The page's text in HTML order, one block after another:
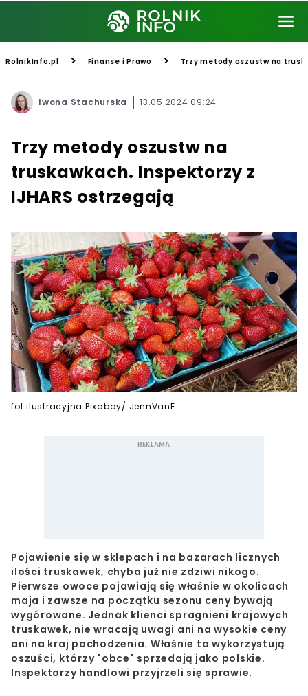
RolnikInfo.pl > Finanse i Prawo > Trzy metody oszustw na
Iwona Stachurska 13.05.2024 09:24
Trzy metody oszustw na
truskawkach. Inspektorzy z
IJHARS ostrzegają
fot.ilustracyjna Pixabay/ JennVanE
Pojawienie się w sklepach i na bazarach licznych
ilości truskawek, chyba już nie zdziwi nikogo.
Pierwsze owoce pojawiają się właśnie w okolicach
maja i zawsze na początku sezonu ceny bywają
wygórowane. Jednak klienci spragnieni krajowych
truskawek, nie wracają uwagi ani na wysokie ceny
ani na kraj pochodzenia. Właśnie to wykorzystują
oszuści, którzy "obce" sprzedają jako polskie.
Inspektorzy handlowi przyjrzeli się sprawie.